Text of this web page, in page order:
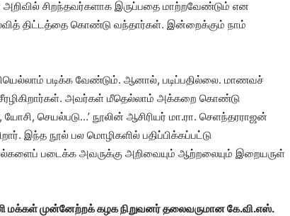
சிறந்தவர்களாக இருப்பதை மாற்றவேண்டும் என
திட்டத்தை கொண்டு வந்தார்கள். இன்றைக்கும் நாம்
படிக்க வேண்டும். ஆனால், படிப்பதில்லை. மாணவச்
அவர்கள் மீதெல்லாம் அக்கறை கொண்டு
யோசி, செயல்படு…’ நூலின் ஆசிரியர் மா.ரா. செளந்தரராஜன்
இந்த நூல் பல மொழிகளில் பதிப்பிக்கப்பட்டு
படைக்க அவருக்கு அறிவையும் ஆற்றலையும் இறையருள்
மக்கள் முன்னேற்றக் கழக நிறுவனர் தலைவருமான கே.வி.எஸ்.